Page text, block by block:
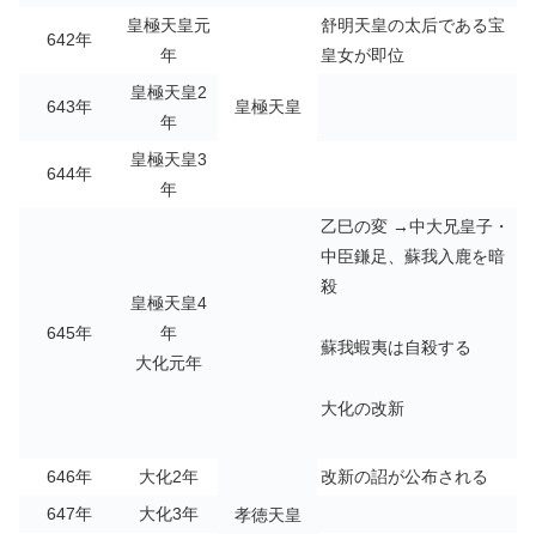
642年
皇極天皇元
年
皇極天皇
舒明天皇の太后である宝
皇女が即位
643年
皇極天皇2
年
644年
皇極天皇3
年
645年
皇極天皇4
年
大化元年
孝徳天皇
乙巳の変 →中大兄皇子・
中臣鎌足、蘇我入鹿を暗
殺
蘇我蝦夷は自殺する
大化の改新
646年 大化2年
改新の詔が公布される
647年
大化3年